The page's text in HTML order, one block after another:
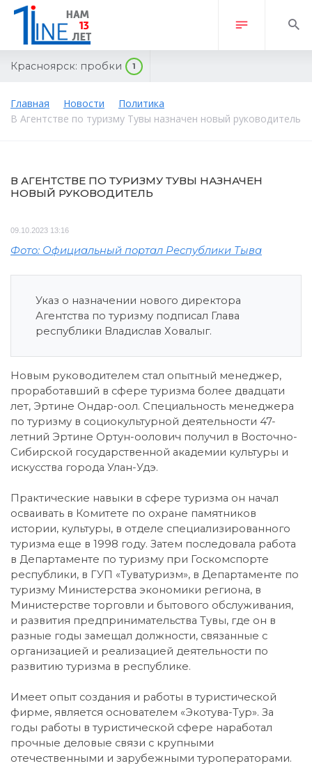
Красноярск: пробки 1
Главная Новости
Политика
В Агентстве по туризму Тувы назначен новый руководитель
В АГЕНТСТВЕ ПО ТУРИЗМУ ТУВЫ НАЗНАЧЕН
НОВЫЙ РУКОВОДИТЕЛЬ
09.10.2023 13:16
Фото: Официальный портал Республики Тыва
Указ о назначении нового директора
Агентства по туризму подписал Глава
республики Владислав Ховалыг.
Новым руководителем стал опытный менеджер,
проработавший в сфере туризма более двадцати
лет, Эртине Ондар-оол. Специальность менеджера
по туризму в социокультурной деятельности 47-
летний Эртине Ортун-оолович получил в Восточно-
Сибирской государственной академии культуры и
искусства города Улан-Удэ.
Практические навыки в сфере туризма он начал
осваивать в Комитете по охране памятников
истории, культуры, в отделе специализированного
туризма еще в 1998 году. Затем последовала работа
в Департаменте по туризму при Госкомспорте
республики, в ГУП «Туватуризм», в Департаменте по
туризму Министерства экономики региона, в
Министерстве торговли и бытового обслуживания,
и развития предпринимательства Тувы, где он в
разные годы замещал должности, связанные с
организацией и реализацией деятельности по
развитию туризма в республике.
Имеет опыт создания и работы в туристической
фирме, является основателем «Экотува-Тур». За
годы работы в туристической сфере наработал
прочные деловые связи с крупными
отечественными и зарубежными туроператорами.